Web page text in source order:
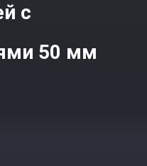
с
50 мм